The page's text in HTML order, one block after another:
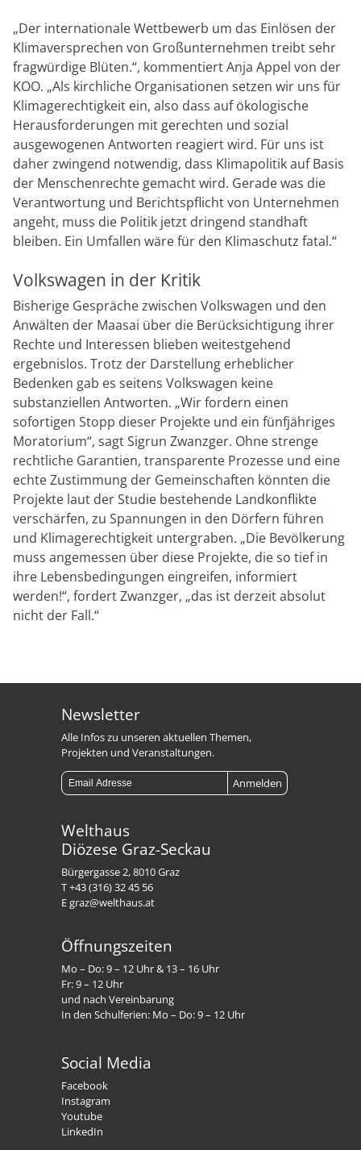
„Der internationale Wettbewerb um das Einlösen der
Klimaversprechen von Großunternehmen treibt sehr
fragwürdige Blüten.“, kommentiert Anja Appel von der
KOO. „Als kirchliche Organisationen setzen wir uns für
Klimagerechtigkeit ein, also dass auf ökologische
Herausforderungen mit gerechten und sozial
ausgewogenen Antworten reagiert wird. Für uns ist
daher zwingend notwendig, dass Klimapolitik auf Basis
der Menschenrechte gemacht wird. Gerade was die
Verantwortung und Berichtspflicht von Unternehmen
angeht, muss die Politik jetzt dringend standhaft
bleiben. Ein Umfallen wäre für den Klimaschutz fatal.“
Volkswagen in der Kritik
Bisherige Gespräche zwischen Volkswagen und den
Anwälten der Maasai über die Berücksichtigung ihrer
Rechte und Interessen blieben weitestgehend
ergebnislos. Trotz der Darstellung erheblicher
Bedenken gab es seitens Volkswagen keine
substanziellen Antworten. „Wir fordern einen
sofortigen Stopp dieser Projekte und ein fünfjähriges
Moratorium“, sagt Sigrun Zwanzger. Ohne strenge
rechtliche Garantien, transparente Prozesse und eine
echte Zustimmung der Gemeinschaften könnten die
Projekte laut der Studie bestehende Landkonflikte
verschärfen, zu Spannungen in den Dörfern führen
und Klimagerechtigkeit untergraben. „Die Bevölkerung
muss angemessen über diese Projekte, die so tief in
ihre Lebensbedingungen eingreifen, informiert
werden!“, fordert Zwanzger, „das ist derzeit absolut
nicht der Fall.“
Newsletter
Alle Infos zu unseren aktuellen Themen,
Projekten und Veranstaltungen.
Welthaus
Diözese Graz-Seckau
Bürgergasse 2, 8010 Graz
T +43 (316) 32 45 56
E graz@welthaus.at
Öffnungszeiten
Mo – Do: 9 – 12 Uhr & 13 – 16 Uhr
Fr: 9 – 12 Uhr
und nach Vereinbarung
In den Schulferien: Mo – Do: 9 – 12 Uhr
Social Media
Facebook
Instagram
Youtube
LinkedIn